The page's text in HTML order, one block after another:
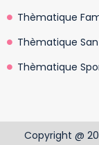
Thèmatique
Thèmatique
Thèmatique
Copyright @